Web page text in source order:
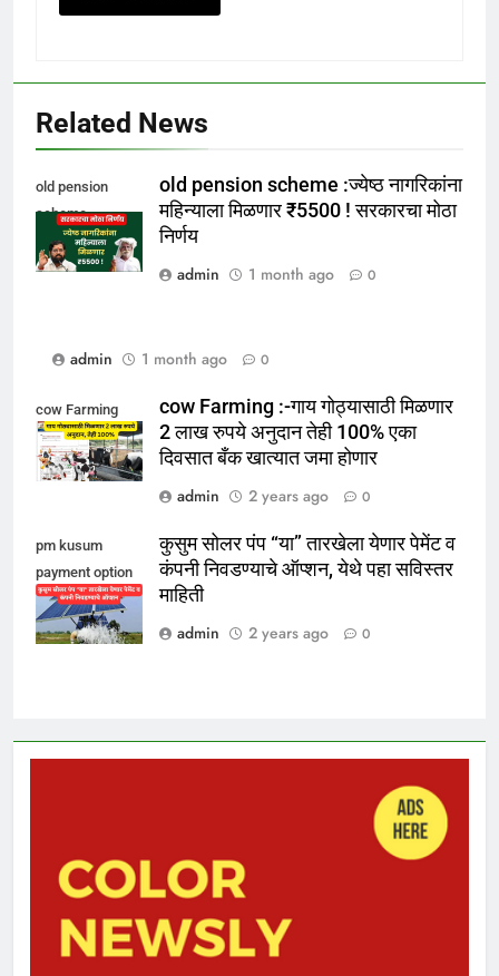
Related News
old pension
scheme
old pension scheme :ज्येष्ठ नागरिकांना
महिन्याला मिळणार ₹5500 ! सरकारचा मोठा
निर्णय
admin
1 month ago 0
admin 1 month ago 0
cow Farming
cow Farming :-गाय गोठ्यासाठी मिळणार
2 लाख रुपये अनुदान तेही 100% एका
दिवसात बँक खात्यात जमा होणार
admin
2 years ago 0
pm kusum
payment option
2024
कुसुम सोलर पंप “या” तारखेला येणार पेमेंट व
कंपनी निवडण्याचे ऑप्शन, येथे पहा सविस्तर
माहिती
admin
2 years ago 0